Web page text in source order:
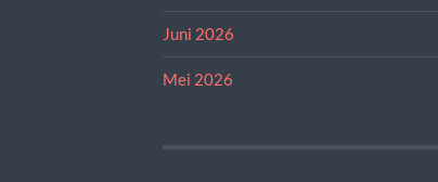
Juni 2026
Mei 2026